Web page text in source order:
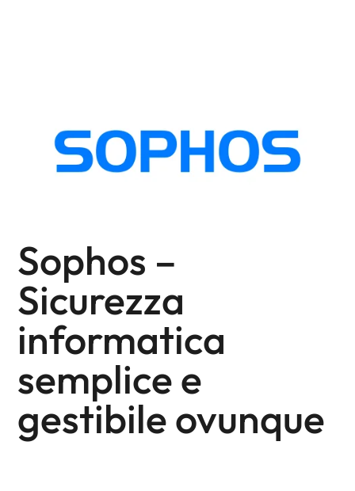
Sophos –
Sicurezza
informatica
semplice e
gestibile ovunque